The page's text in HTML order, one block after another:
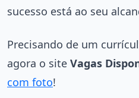
sucesso está ao seu
Precisando de um
agora o site Vagas
com foto!